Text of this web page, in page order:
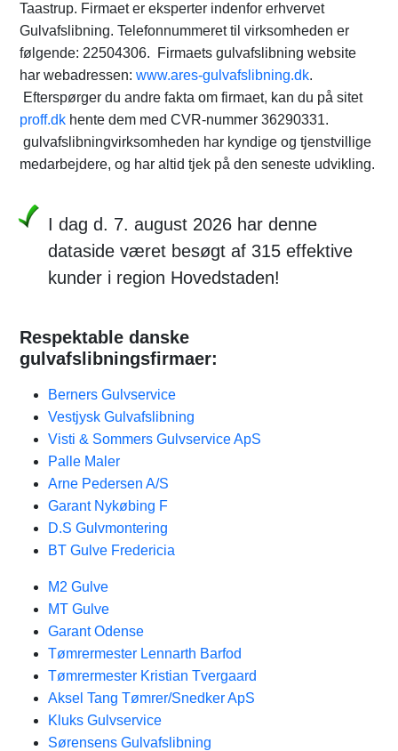
Taastrup. Firmaet er eksperter indenfor erhvervet
Gulvafslibning. Telefonnummeret til virksomheden er
følgende: 22504306. Firmaets gulvafslibning website
har webadressen: www.ares-gulvafslibning.dk.
Efterspørger du andre fakta om firmaet, kan du på sitet
proff.dk hente dem med CVR-nummer 36290331.
gulvafslibningvirksomheden har kyndige og tjenstvillige
medarbejdere, og har altid tjek på den seneste udvikling.
I dag d. 7. august 2026 har denne
dataside været besøgt af 315 effektive
kunder i region Hovedstaden!
Respektable danske
gulvafslibningsfirmaer:
Berners Gulvservice
Vestjysk Gulvafslibning
Visti & Sommers Gulvservice ApS
Palle Maler
Arne Pedersen A/S
Garant Nykøbing F
D.S Gulvmontering
BT Gulve Fredericia
M2 Gulve
MT Gulve
Garant Odense
Tømrermester Lennarth Barfod
Tømrermester Kristian Tvergaard
Aksel Tang Tømrer/Snedker ApS
Kluks Gulvservice
Sørensens Gulvafslibning